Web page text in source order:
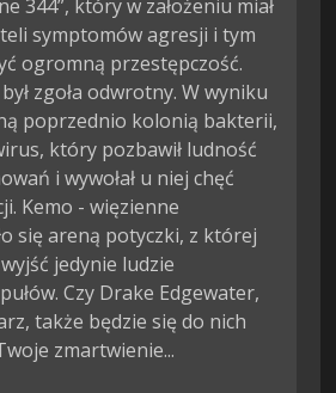
344”, który w założeniu miał
symptomów agresji i tym
ogromną przestępczość.
zgoła odwrotny. W wyniku
poprzednio kolonią bakterii,
który pozbawił ludność
i wywołał u niej chęć
Kemo - więzienne
się areną potyczki, z której
jedynie ludzie
Czy Drake Edgewater,
także będzie się do nich
zmartwienie...